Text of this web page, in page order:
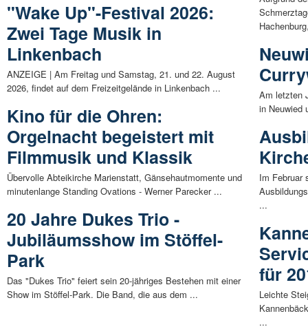
"Wake Up"-Festival 2026:
Zwei Tage Musik in
Linkenbach
ANZEIGE | Am Freitag und Samstag, 21. und 22. August
2026, findet auf dem Freizeitgelände in Linkenbach ...
Kino für die Ohren:
Orgelnacht begeistert mit
Filmmusik und Klassik
Übervolle Abteikirche Marienstatt, Gänsehautmomente und
minutenlange Standing Ovations - Werner Parecker ...
20 Jahre Dukes Trio -
Jubiläumsshow im Stöffel-
Park
Das "Dukes Trio" feiert sein 20-jähriges Bestehen mit einer
Show im Stöffel-Park. Die Band, die aus dem ...
Am letzten
in Neuwied
Im Februar
...
für
Leichte
...